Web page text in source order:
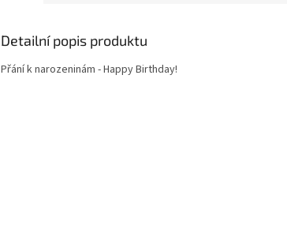
Detailní popis produktu
Přání k narozeninám - Happy Birthday!